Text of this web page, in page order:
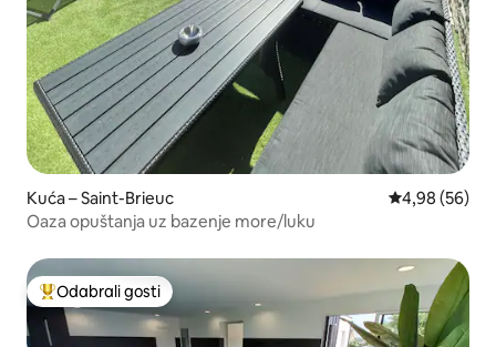
Kuća – Saint-Brieuc Prosječna
4,98 (56)
Oaza opuštanja uz bazenje more/luku
Među najviše rangiranima s oznakom „Odabrali gosti”
Odabrali gosti